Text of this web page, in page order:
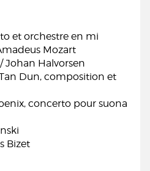
et orchestre en mi
Mozart
Johan Halvorsen
Dun, composition et
concerto pour suona
Bizet